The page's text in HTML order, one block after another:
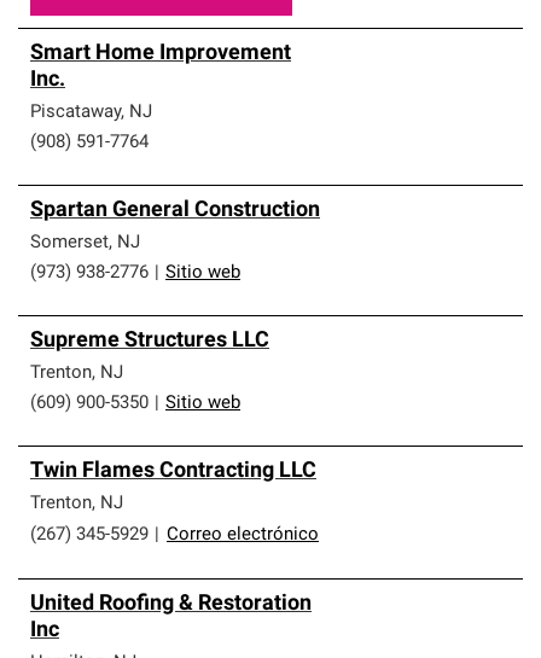
Smart Home Improvement
Inc.
Piscataway, NJ
(908) 591-7764
Spartan General Construction
Somerset, NJ
(973) 938-2776
Sitio web
Supreme Structures LLC
Trenton, NJ
(609) 900-5350
Sitio web
Twin Flames Contracting LLC
Trenton, NJ
(267) 345-5929
Correo electrónico
United Roofing & Restoration
Inc